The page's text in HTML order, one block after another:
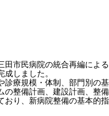
田市民病院の統合再編による
しました。
診療規模・体制、部門別の基
の整備計画、建設計画、整備
おり、新病院整備の基本的指